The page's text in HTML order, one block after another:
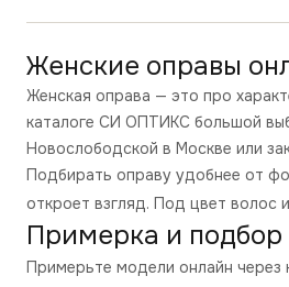
Женские оправы
Женская оправа — это про
каталоге СИ ОПТИКС большой
Новослободской в Москве или
Подбирать оправу удобнее от
откроет взгляд. Под цвет волос
Примерка и
Примерьте модели онлайн